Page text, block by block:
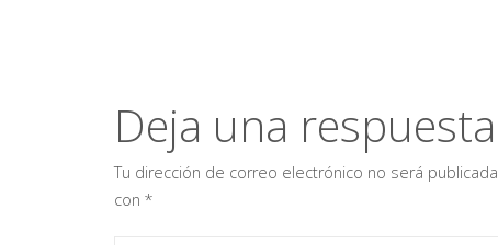
Deja una respuesta
Tu dirección de correo electrónico no será publicada.
con *